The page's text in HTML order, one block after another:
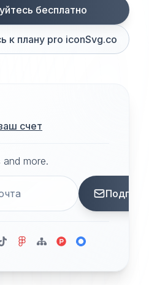
бесплатно
к плану pro iconSvg.co
счет
and more.